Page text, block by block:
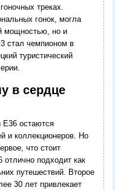
треках.
гонок, могла
мощностью, но и
стал чемпионом в
туристический
в сердце
E36 остаются
и коллекционеров. Но
что стоит
отлично подходит как
путешествий. Второе
30 лет привлекает